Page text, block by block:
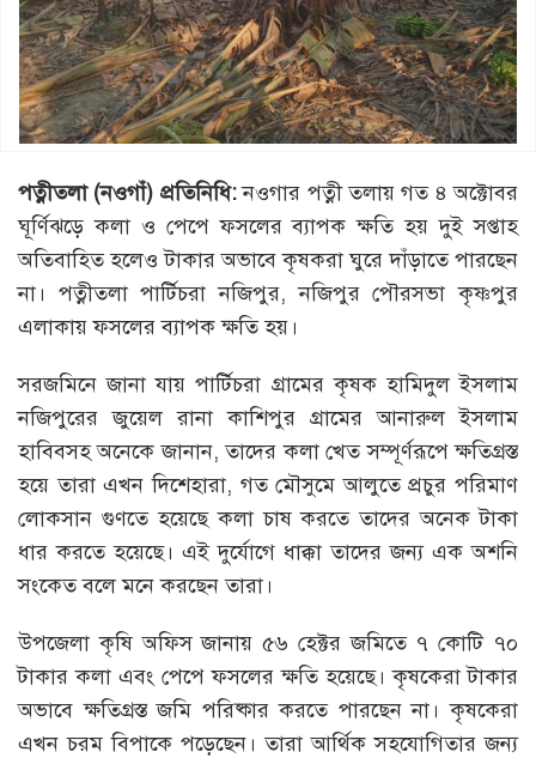
পত্নীতলা (নওগাঁ) প্রতিনিধি:নওগার পত্নী তলায় গত ৪ অক্টোবর
ঘূর্ণিঝড়ে কলা ও পেপে ফসলের ব্যাপক ক্ষতি হয় দুই সপ্তাহ
অতিবাহিত হলেও টাকার অভাবে কৃষকরা ঘুরে দাঁড়াতে পারছেন
না। পত্নীতলা পার্টিচরা নজিপুর, নজিপুর পৌরসভা কৃষ্ণপুর
এলাকায় ফসলের ব্যাপক ক্ষতি হয়।
সরজমিনে জানা যায় পার্টিচরা গ্রামের কৃষক হামিদুল ইসলাম
নজিপুরের জুয়েল রানা কাশিপুর গ্রামের আনারুল ইসলাম
হাবিবসহ অনেকে জানান, তাদের কলা খেত সম্পূর্ণরূপে ক্ষতিগ্রস্ত
হয়ে তারা এখন দিশেহারা, গত মৌসুমে আলুতে প্রচুর পরিমাণ
লোকসান গুণতে হয়েছে কলা চাষ করতে তাদের অনেক টাকা
ধার করতে হয়েছে। এই দুর্যোগে ধাক্কা তাদের জন্য এক অশনি
সংকেত বলে মনে করছেন তারা।
উপজেলা কৃষি অফিস জানায় ৫৬ হেক্টর জমিতে ৭ কোটি ৭০
টাকার কলা এবং পেপে ফসলের ক্ষতি হয়েছে। কৃষকেরা টাকার
অভাবে ক্ষতিগ্রস্ত জমি পরিষ্কার করতে পারছেন না। কৃষকেরা
এখন চরম বিপাকে পড়েছেন। তারা আর্থিক সহযোগিতার জন্য